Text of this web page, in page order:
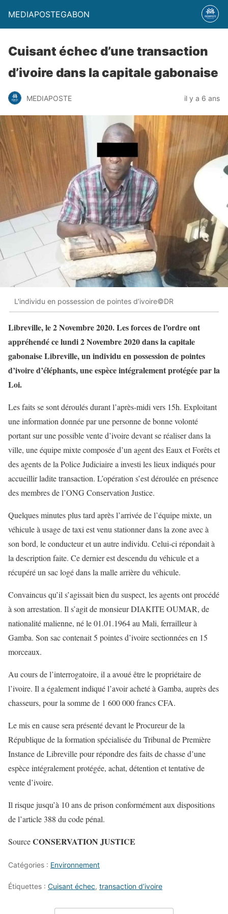
MEDIAPOSTEGABON
Cuisant échec d’une transaction
d’ivoire dans la capitale gabonaise
MEDIAPOSTE il y a 6 ans
L'individu en possession de pointes d’ivoire©DR
Libreville, le 2 Novembre 2020. Les forces de l’ordre ont
appréhendé ce lundi 2 Novembre 2020 dans la capitale
gabonaise Libreville, un individu en possession de pointes
d’ivoire d’éléphants, une espèce intégralement protégée par la
Loi.
Les faits se sont déroulés durant l’après-midi vers 15h. Exploitant
une information donnée par une personne de bonne volonté
portant sur une possible vente d’ivoire devant se réaliser dans la
ville, une équipe mixte composée d’un agent des Eaux et Forêts et
des agents de la Police Judiciaire a investi les lieux indiqués pour
accueillir ladite transaction. L’opération s’est déroulée en présence
des membres de l’ONG Conservation Justice.
Quelques minutes plus tard après l’arrivée de l’équipe mixte, un
véhicule à usage de taxi est venu stationner dans la zone avec à
son bord, le conducteur et un autre individu. Celui-ci répondait à
la description faite. Ce dernier est descendu du véhicule et a
récupéré un sac logé dans la malle arrière du véhicule.
Convaincus qu’il s’agissait bien du suspect, les agents ont procédé
à son arrestation. Il s’agit de monsieur DIAKITE OUMAR, de
nationalité malienne, né le 01.01.1964 au Mali, ferrailleur à
Gamba. Son sac contenait 5 pointes d’ivoire sectionnées en 15
morceaux.
Au cours de l’interrogatoire, il a avoué être le propriétaire de
l’ivoire. Il a également indiqué l’avoir acheté à Gamba, auprès des
chasseurs, pour la somme de 1 600 000 francs CFA.
Le mis en cause sera présenté devant le Procureur de la
République de la formation spécialisée du Tribunal de Première
Instance de Libreville pour répondre des faits de chasse d’une
espèce intégralement protégée, achat, détention et tentative de
vente d’ivoire.
Il risque jusqu’à 10 ans de prison conformément aux dispositions
de l’article 388 du code pénal.
SourceCONSERVATION JUSTICE
Catégories : Environnement
Étiquettes : Cuisant échec, transaction d’ivoire